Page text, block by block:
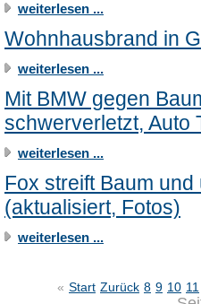
weiterlesen ...
Wohnhausbrand in
weiterlesen ...
Mit BMW gegen
schwerverletzt, Auto
weiterlesen ...
Fox streift Baum
(aktualisiert, Fotos)
weiterlesen ...
« Start Zurück 8 9 10 11